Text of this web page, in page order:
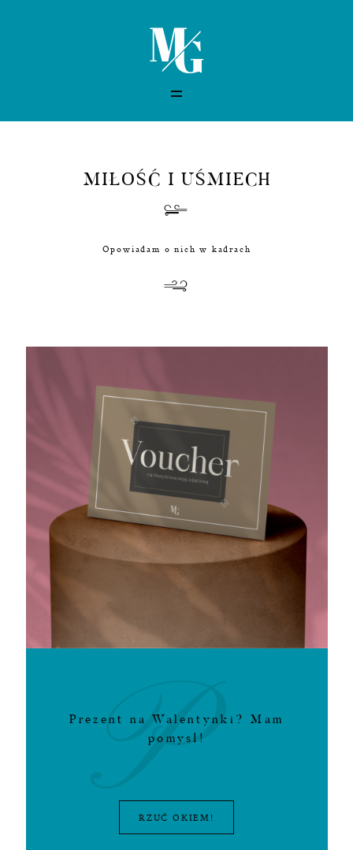
MIŁOŚĆ I UŚMIECH
Opowiadam o nich w kadrach
P
Prezent na Walentynki? Mam
pomysł!
RZUĆ OKIEM!
HISTORIE
KONTAKT